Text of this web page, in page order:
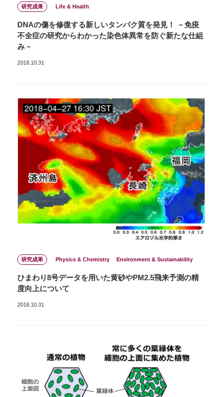
研究成果 Life & Health
DNAの傷を修復する新しいタンパク質を発見！ －免疫
不全症の研究からわかった染色体異常を防ぐ新たな仕組
み－
2018.10.31
研究成果 Physics & Chemistry Environment & Sustainability
ひまわり8号データを用いた黄砂やPM2.5飛来予測の精
度向上について
2018.10.31